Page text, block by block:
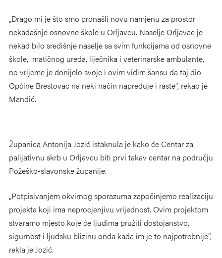
„Drago mi je što smo pronašli novu namjenu za prostor
nekadašnje osnovne škole u Orljavcu. Naselje Orljavac je
nekad bilo središnje naselje sa svim funkcijama od osnovne
škole, matičnog ureda, liječnika i veterinarske ambulante,
no vrijeme je donijelo svoje i ovim vidim šansu da taj dio
Općine Brestovac na neki način napreduje i raste“, rekao je
Mandić.
Županica Antonija Jozić istaknula je kako će Centar za
palijativnu skrb u Orljavcu biti prvi takav centar na području
Požeško-slavonske županije.
„Potpisivanjem okvirnog sporazuma započinjemo realizaciju
projekta koji ima neprocjenjivu vrijednost. Ovim projektom
stvaramo mjesto koje će ljudima pružiti dostojanstvo,
sigurnost i ljudsku blizinu onda kada im je to najpotrebnije“,
rekla je Jozić.